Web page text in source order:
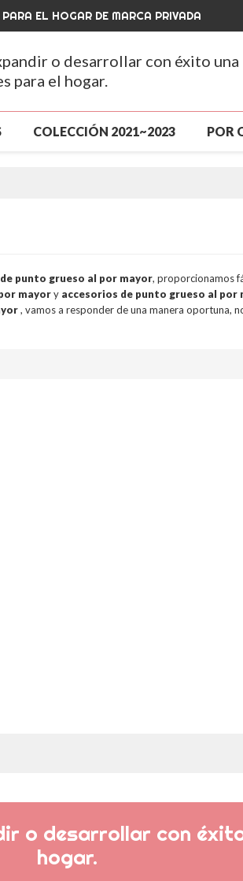
EL HOGAR DE MARCA PRIVADA
o desarrollar con éxito una
para el hogar.
COLECCIÓN 2021~2023 POR
punto grueso al por mayor, proporcionamos
mayory accesorios de punto grueso al por
, vamos a responder de una manera oportuna,
o desarrollar con
hogar.